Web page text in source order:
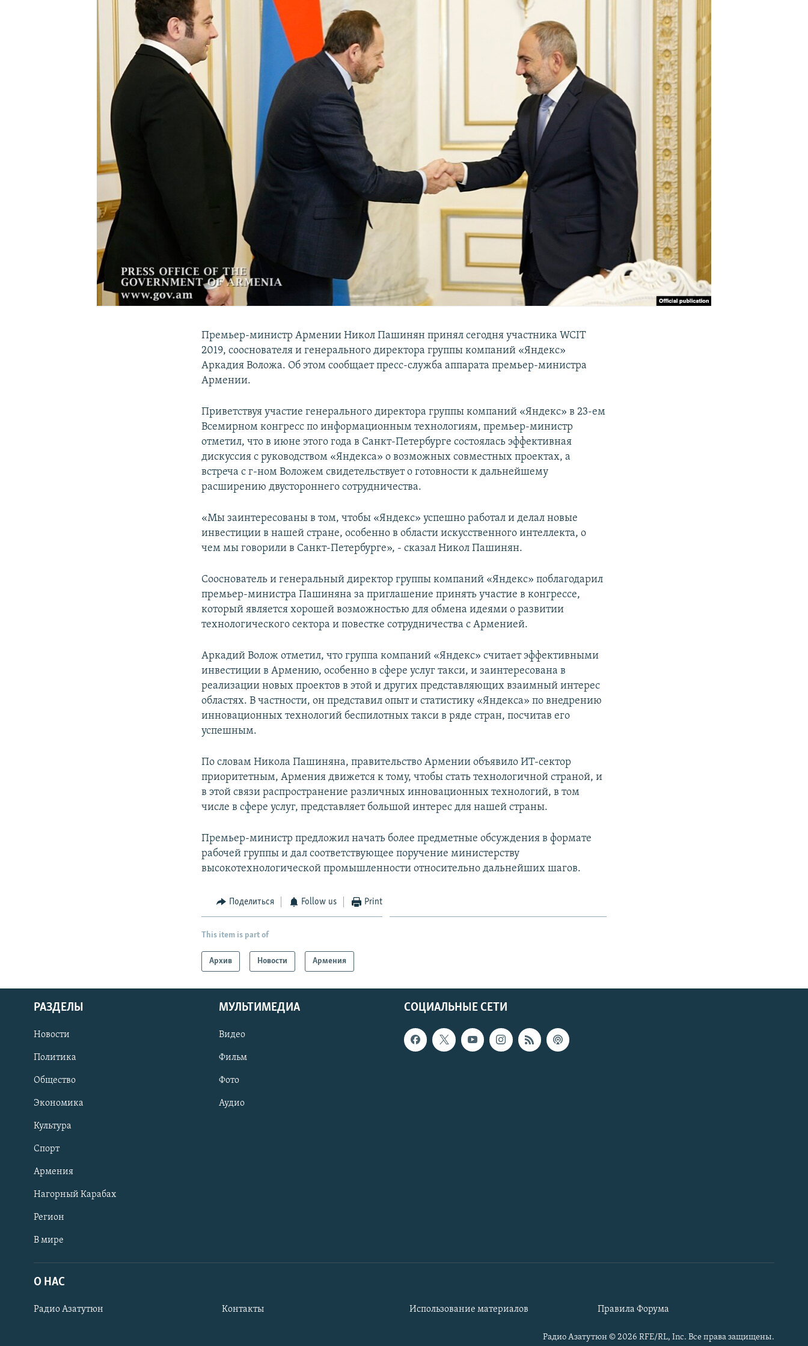
Премьер-министр Армении Никол Пашинян принял сегодня участника WCIT
2019, сооснователя и генерального директора группы компаний «Яндекс»
Аркадия Воложа. Об этом сообщает пресс-служба аппарата премьер-министра
Армении.
Приветствуя участие генерального директора группы компаний «Яндекс» в 23-ем
Всемирном конгресс по информационным технологиям, премьер-министр
отметил, что в июне этого года в Санкт-Петербурге состоялась эффективная
дискуссия с руководством «Яндекса» о возможных совместных проектах, а
встреча с г-ном Воложем свидетельствует о готовности к дальнейшему
расширению двустороннего сотрудничества.
«Мы заинтересованы в том, чтобы «Яндекс» успешно работал и делал новые
инвестиции в нашей стране, особенно в области искусственного интеллекта, о
чем мы говорили в Санкт-Петербурге», - сказал Никол Пашинян.
Сооснователь и генеральный директор группы компаний «Яндекс» поблагодарил
премьер-министра Пашиняна за приглашение принять участие в конгрессе,
который является хорошей возможностью для обмена идеями о развитии
технологического сектора и повестке сотрудничества с Арменией.
Аркадий Волож отметил, что группа компаний «Яндекс» считает эффективными
инвестиции в Армению, особенно в сфере услуг такси, и заинтересована в
реализации новых проектов в этой и других представляющих взаимный интерес
областях. В частности, он представил опыт и статистику «Яндекса» по внедрению
инновационных технологий беспилотных такси в ряде стран, посчитав его
успешным.
По словам Никола Пашиняна, правительство Армении объявило ИТ-сектор
приоритетным, Армения движется к тому, чтобы стать технологичной страной, и
в этой связи распространение различных инновационных технологий, в том
числе в сфере услуг, представляет большой интерес для нашей страны.
Премьер-министр предложил начать более предметные обсуждения в формате
рабочей группы и дал соответствующее поручение министерству
высокотехнологической промышленности относительно дальнейших шагов.
Поделиться Follow us Print
This item is part of
Архив Новости Армения
СОЦИАЛЬНЫЕ СЕТИ
РАЗДЕЛЫ
Новости
Политика
Общество
Экономика
Культура
Спорт
Армения
Нагорный Карабах
Регион
В мире
МУЛЬТИМЕДИА
Видео
Фильм
Фото
Аудио
О НАС
Радио Азатутюн Контакты Использование материалов Правила Форума
Радио Азатутюн © 2026 RFE/RL, Inc. Все права защищены.